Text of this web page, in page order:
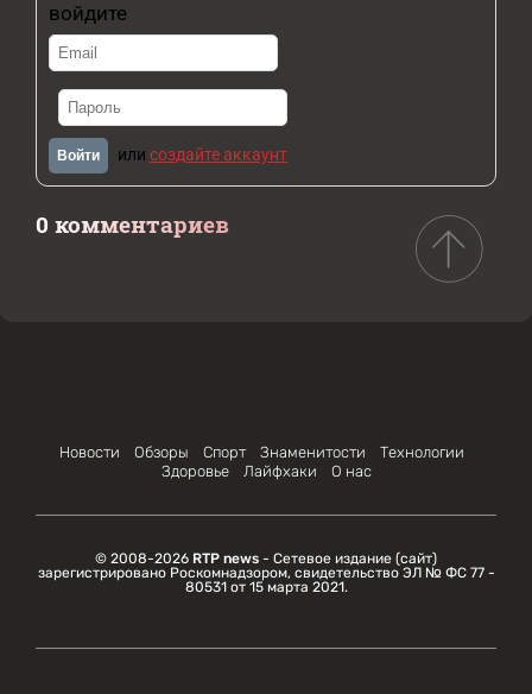
войдите
Войти или создайте аккаунт
0 комментариев
Новости Обзоры Спорт Знаменитости
Технологии
Здоровье
Лайфхаки О нас
© 2008-2026 RTP news - Сетевое издание (сайт)
зарегистрировано Роскомнадзором, свидетельство ЭЛ № ФС 77 -
80531 от 15 марта 2021.